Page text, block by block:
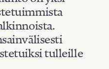
tulleille